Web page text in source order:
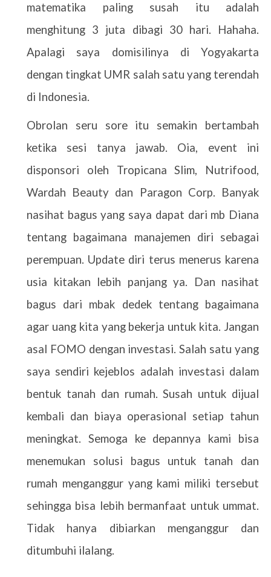
matematika paling susah itu adalah
menghitung 3 juta dibagi 30 hari. Hahaha.
Apalagi saya domisilinya di Yogyakarta
dengan tingkat UMR salah satu yang terendah
di Indonesia.
Obrolan seru sore itu semakin bertambah
ketika sesi tanya jawab. Oia, event ini
disponsori oleh Tropicana Slim, Nutrifood,
Wardah Beauty dan Paragon Corp. Banyak
nasihat bagus yang saya dapat dari mb Diana
tentang bagaimana manajemen diri sebagai
perempuan. Update diri terus menerus karena
usia kitakan lebih panjang ya. Dan nasihat
bagus dari mbak dedek tentang bagaimana
agar uang kita yang bekerja untuk kita. Jangan
asal FOMO dengan investasi. Salah satu yang
saya sendiri kejeblos adalah investasi dalam
bentuk tanah dan rumah. Susah untuk dijual
kembali dan biaya operasional setiap tahun
meningkat. Semoga ke depannya kami bisa
menemukan solusi bagus untuk tanah dan
rumah menganggur yang kami miliki tersebut
sehingga bisa lebih bermanfaat untuk ummat.
Tidak hanya dibiarkan menganggur dan
ditumbuhi ilalang.